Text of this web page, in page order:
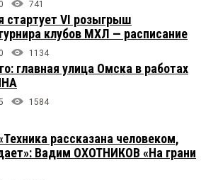
0 741
стартует VI розыгрыш
клубов МХЛ — расписание
0 1134
главная улица Омска в работах
1584
рассказана человеком,
Вадим ОХОТНИКОВ «На грани